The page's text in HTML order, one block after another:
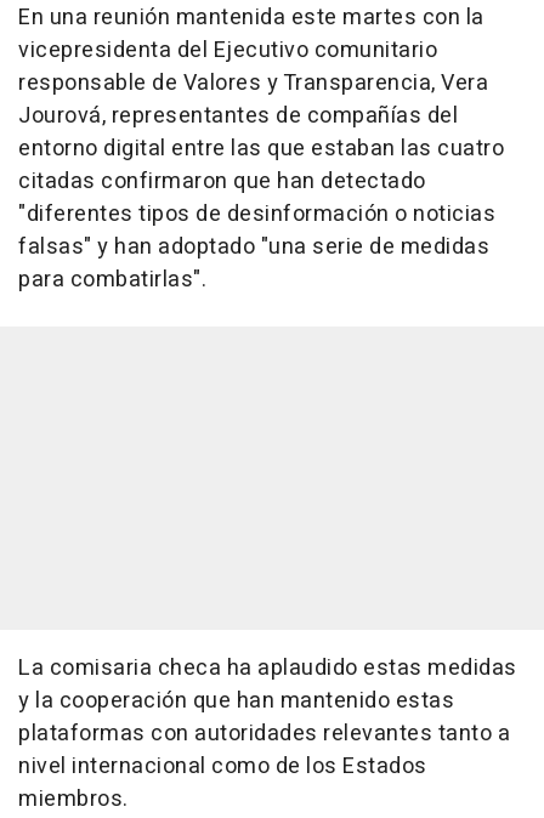
En una reunión mantenida este martes con la
vicepresidenta del Ejecutivo comunitario
responsable de Valores y Transparencia, Vera
Jourová, representantes de compañías del
entorno digital entre las que estaban las cuatro
citadas confirmaron que han detectado
"diferentes tipos de desinformación o noticias
falsas" y han adoptado "una serie de medidas
para combatirlas".
La comisaria checa ha aplaudido estas medidas
y la cooperación que han mantenido estas
plataformas con autoridades relevantes tanto a
nivel internacional como de los Estados
miembros.